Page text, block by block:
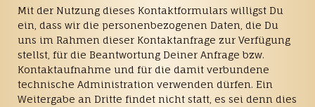
Mit der Nutzung dieses Kontaktformulars willigst Du
ein, dass wir die personenbezogenen Daten, die Du
uns im Rahmen dieser Kontaktanfrage zur Verfügung
stellst, für die Beantwortung Deiner Anfrage bzw.
Kontaktaufnahme und für die damit verbundene
technische Administration verwenden dürfen. Ein
Weitergabe an Dritte findet nicht statt, es sei denn dies